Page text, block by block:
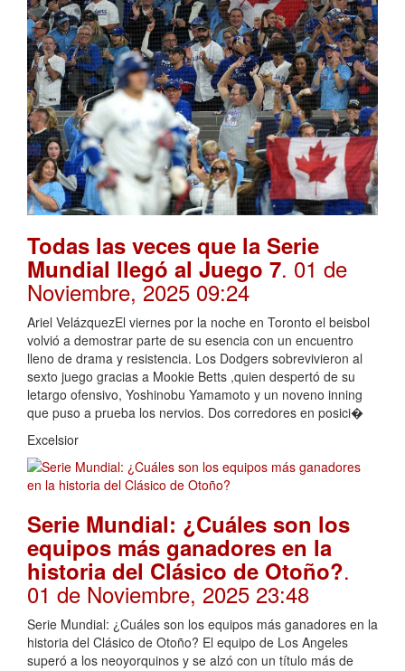
Todas las veces que la Serie
Mundial llegó al Juego 7. 01 de
Noviembre, 2025 09:24
Ariel VelázquezEl viernes por la noche en Toronto el beisbol
volvió a demostrar parte de su esencia con un encuentro
lleno de drama y resistencia. Los Dodgers sobrevivieron al
sexto juego gracias a Mookie Betts ,quien despertó de su
letargo ofensivo, Yoshinobu Yamamoto y un noveno inning
que puso a prueba los nervios. Dos corredores en posici�
Excelsior
Serie Mundial: ¿Cuáles son los
equipos más ganadores en la
historia del Clásico de Otoño?.
01 de Noviembre, 2025 23:48
Serie Mundial: ¿Cuáles son los equipos más ganadores en la
historia del Clásico de Otoño? El equipo de Los Angeles
superó a los neoyorquinos y se alzó con un título más de